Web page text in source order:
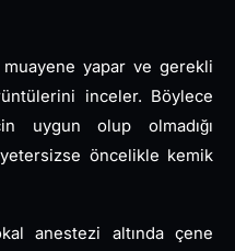
yapar ve gerekli
inceler. Böylece
uygun olup olmadığı
öncelikle kemik
anestezi altında çene